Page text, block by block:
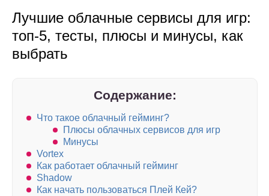
Лучшие облачные сервисы для игр:
топ-5, тесты, плюсы и минусы, как
выбрать
Содержание:
Что такое облачный гейминг?
Плюсы облачных сервисов для игр
Минусы
Vortex
Как работает облачный гейминг
Shadow
Как начать пользоваться Плей Кей?